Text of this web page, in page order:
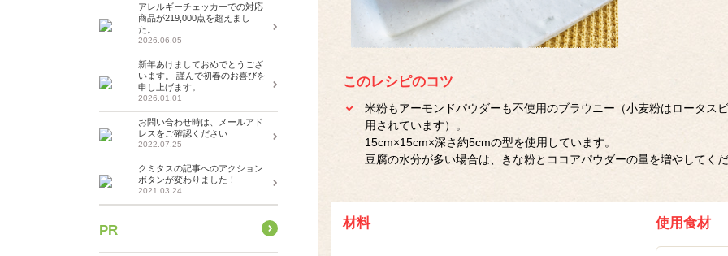
このレシピのコツ
米粉もアーモンドパウダーも不使用のブラウニー（小麦粉はロータス
用されています）。
15cm×15cm×深さ約5cmの型を使用しています。
豆腐の水分が多い場合は、きな粉とココアパウダーの量を増やしてく
材料 使用食材
アレルギーチェッカーでの対応
商品が219,000点を超えまし
た。
2026.06.05
新年あけましておめでとうござ
います。 謹んで初春のお喜びを
申し上げます。
2026.01.01
お問い合わせ時は、メールアド
レスをご確認ください
2022.07.25
クミタスの記事へのアクション
ボタンが変わりました！
2021.03.24
PR